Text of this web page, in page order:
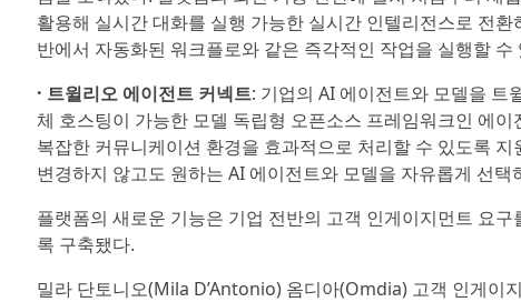
활용해 실시간 대화를 실행 가능한 실시간 인텔리전스로 전
반에서 자동화된 워크플로와 같은 즉각적인 작업을 실행할 수
· 트윌리오 에이전트 커넥트: 기업의 AI 에이전트와 모델을 트
체 호스팅이 가능한 모델 독립형 오픈소스 프레임워크인 에
복잡한 커뮤니케이션 환경을 효과적으로 처리할 수 있도록
변경하지 않고도 원하는 AI 에이전트와 모델을 자유롭게 선택
플랫폼의 새로운 기능은 기업 전반의 고객 인게이지먼트 요
록 구축됐다.
밀라 단토니오(Mila D’Antonio) 옴디아(Omdia) 고객 인게이